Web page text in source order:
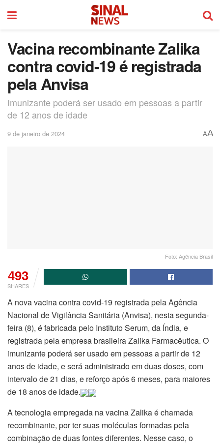
Vacina recombinante Zalika
contra covid-19 é registrada
pela Anvisa
Imunizante poderá ser usado em pessoas a partir
de 12 anos de idade
9 de janeiro de 2024 AA
Foto: Agência Brasil
493
SHARES
A nova vacina contra covid-19 registrada pela Agência
Nacional de Vigilância Sanitária (Anvisa), nesta segunda-
feira (8), é fabricada pelo Instituto Serum, da Índia, e
registrada pela empresa brasileira Zalika Farmacêutica. O
imunizante poderá ser usado em pessoas a partir de 12
anos de idade, e será administrado em duas doses, com
intervalo de 21 dias, e reforço após 6 meses, para maiores
de 18 anos de idade.
A tecnologia empregada na vacina Zalika é chamada
recombinante, por ter suas moléculas formadas pela
combinação de duas fontes diferentes. Nesse caso, o